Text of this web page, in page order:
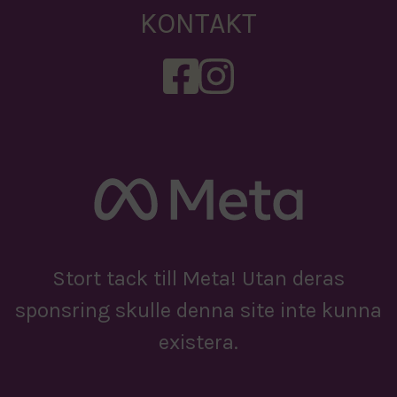
KONTAKT
Stort tack till Meta! Utan deras
sponsring skulle denna site inte kunna
existera.